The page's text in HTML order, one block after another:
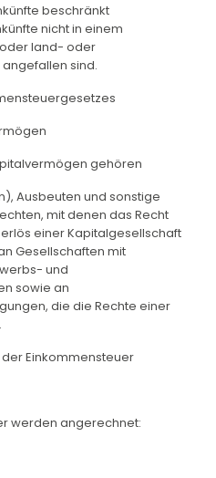
beschränkt
nicht in einem
land- oder
sind.
gehören
Ausbeuten und sonstige
mit denen das Recht
einer Kapitalgesellschaft
Gesellschaften mit
und
sowie an
die die Rechte einer
der Einkommensteuer
werden angerechnet: